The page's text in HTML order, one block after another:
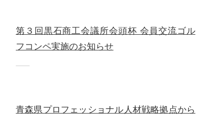
第３回黒石商工会議所会頭杯 会員交流ゴル
フコンペ実施のお知らせ
青森県プロフェッショナル人材戦略拠点から